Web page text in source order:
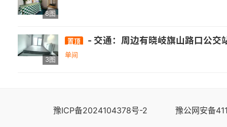
8图
3图
置顶 - 交通：周边有晓岐旗山路口公交站，距326路、350路公
单间
豫ICP备2024104378号-2 豫公网安备